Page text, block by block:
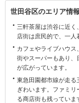
世
田
谷
区
に
関
す
る
世田谷区のエリア情報
三軒茶屋は渋谷に近
店街は庶民的で、一人
カフェやライブハウ
街やスーパーもあり
が広がっています。
東急田園都市線が走
ぎわいます。ファミ
る商店街も残っていま